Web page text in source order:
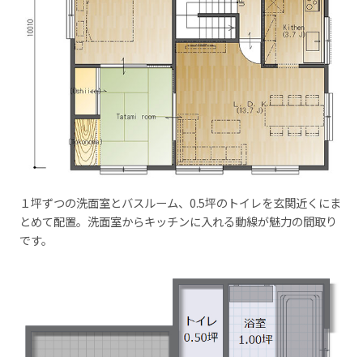
１坪ずつの洗面室とバスルーム、0.5坪のトイレを玄関近くにま
とめて配置。洗面室からキッチンに入れる動線が魅力の間取り
です。